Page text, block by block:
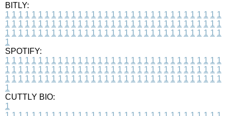
BITLY:
1 1 1 1 1 1 1 1 1 1 1 1 1 1 1 1 1 1 1 1 1 1 1 1 1 1 1 1 1 1 1 1 1
1 1 1 1 1 1 1 1 1 1 1 1 1 1 1 1 1 1 1 1 1 1 1 1 1 1 1 1 1 1 1 1 1
1 1 1 1 1 1 1 1 1 1 1 1 1 1 1 1 1 1 1 1 1 1 1 1 1 1 1 1 1 1 1 1 1
1
SPOTIFY:
1 1 1 1 1 1 1 1 1 1 1 1 1 1 1 1 1 1 1 1 1 1 1 1 1 1 1 1 1 1 1 1 1
1 1 1 1 1 1 1 1 1 1 1 1 1 1 1 1 1 1 1 1 1 1 1 1 1 1 1 1 1 1 1 1 1
1 1 1 1 1 1 1 1 1 1 1 1 1 1 1 1 1 1 1 1 1 1 1 1 1 1 1 1 1 1 1 1 1
1
CUTTLY BIO:
1